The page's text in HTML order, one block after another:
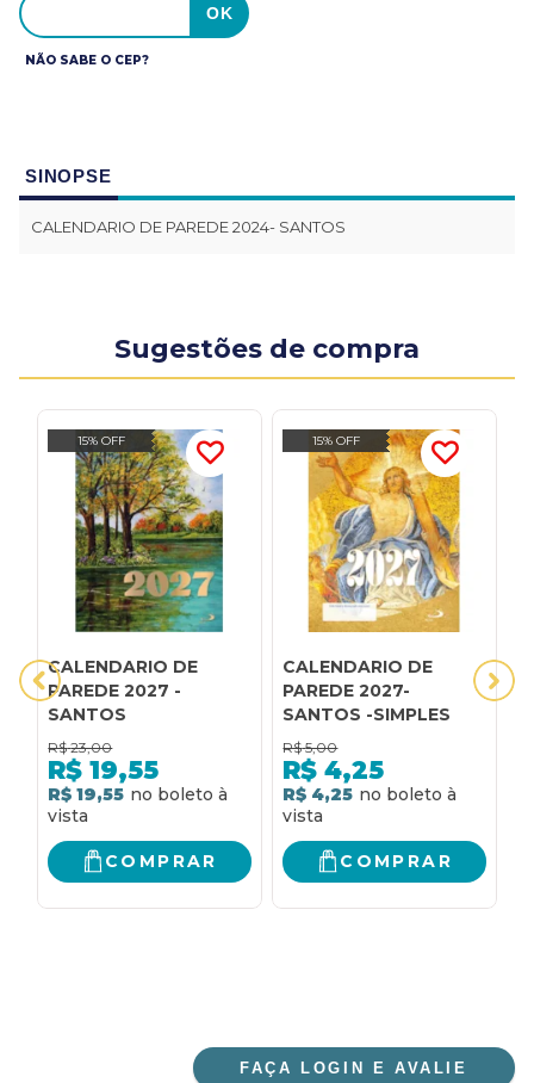
NÃO SABE O CEP?
SINOPSE
CALENDARIO DE PAREDE 2024- SANTOS
Sugestões de compra
15% OFF
CALENDARIO DE
PAREDE 2027 -
SANTOS
R$ 23,00
R$ 19,55
R$ 19,55
COMPRAR
15% OFF
CALENDARIO DE
PAREDE 2027-
SANTOS -SIMPLES
R$ 5,00
R$ 4,25
R$ 4,25
COMPRAR
FAÇA LOGIN E AVALIE